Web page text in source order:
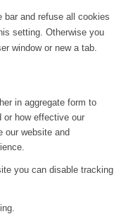
bar and refuse all cookies
setting. Otherwise you
window or new a tab.
in aggregate form to
or how effective our
our website and
you can disable tracking